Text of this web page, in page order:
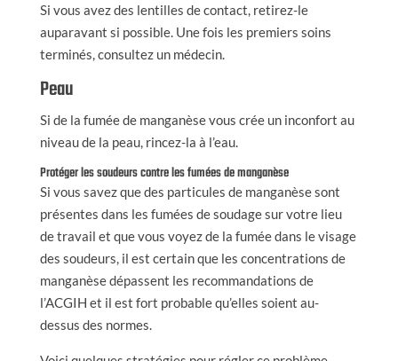
Si vous avez des lentilles de contact, retirez-le
auparavant si possible. Une fois les premiers soins
terminés, consultez un médecin.
Peau
Si de la fumée de manganèse vous crée un inconfort au
niveau de la peau, rincez-la à l’eau.
Protéger les soudeurs contre les fumées de manganèse
Si vous savez que des particules de manganèse sont
présentes dans les fumées de soudage sur votre lieu
de travail et que vous voyez de la fumée dans le visage
des soudeurs, il est certain que les concentrations de
manganèse dépassent les recommandations de
l’ACGIH et il est fort probable qu’elles soient au-
dessus des normes.